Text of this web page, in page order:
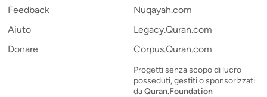
Feedback
Aiuto
Donare
Nuqayah.com
Legacy.Quran.com
Corpus.Quran.com
Progetti senza scopo di lucro
posseduti, gestiti o sponsorizzati
daQuran.Foundation